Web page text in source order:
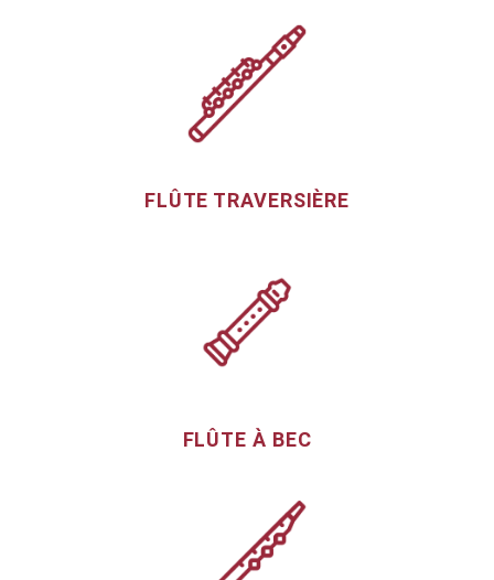
FLÛTE TRAVERSIÈRE
FLÛTE À BEC